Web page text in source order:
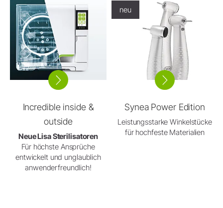
Incredible inside &
outside
Neue Lisa Sterilisatoren
Für höchste Ansprüche
entwickelt und unglaublich
anwenderfreundlich!
neu
Synea Power Edition
Leistungsstarke Winkelstücke
für hochfeste Materialien